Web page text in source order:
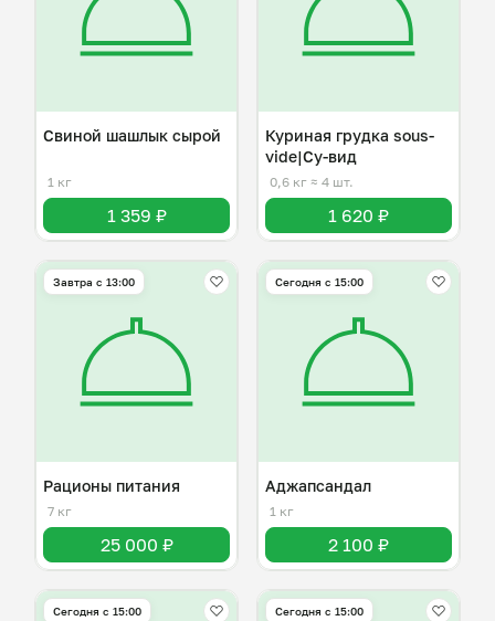
Свиной шашлык сырой
1 кг
1 359 ₽
Куриная грудка sous-
vide|Су-вид
0,6 кг ≈ 4 шт.
1 620 ₽
Завтра c 13:00
Рационы питания
7 кг
25 000 ₽
Сегодня с 15:00
Аджапсандал
1 кг
2 100 ₽
Сегодня с 15:00 Сегодня с 15:00